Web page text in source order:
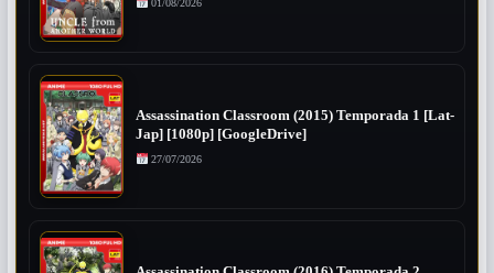
01/08/2026
Assassination Classroom (2015) Temporada 1 [Lat-
Jap] [1080p] [GoogleDrive]
27/07/2026